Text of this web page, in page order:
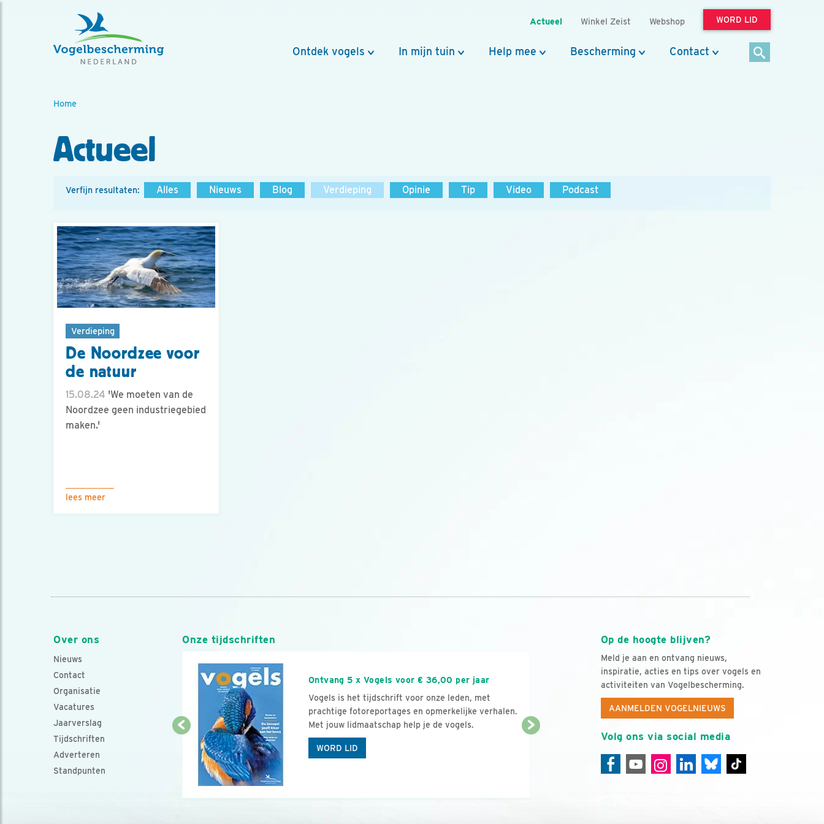
Actueel Winkel Zeist Webshop WORD LID
Ontdek vogels In mijn tuin Help mee Bescherming Contact
Home
Actueel
Verfijn resultaten: Alles Nieuws Blog Verdieping Opinie Tip Video Podcast
Verdieping
De Noordzee voor
de natuur
15.08.24 'We moeten van de
Noordzee geen industriegebied
maken.'
lees meer
Over ons
Nieuws
Contact
Organisatie
Vacatures
Jaarverslag
Tijdschriften
Adverteren
Standpunten
Op de hoogte blijven?
Meld je aan en ontvang nieuws,
inspiratie, acties en tips over vogels en
activiteiten van Vogelbescherming.
AANMELDEN VOGELNIEUWS
Volg ons via social media
Onze tijdschriften
Ontvang 5 x Vogels voor € 36,00 per jaar
Vogels is het tijdschrift voor onze leden, met
prachtige fotoreportages en opmerkelijke verhalen.
Met jouw lidmaatschap help je de vogels.
WORD LID